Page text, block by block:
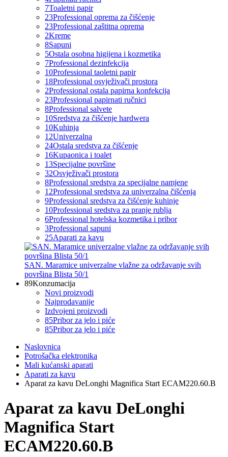
7Toaletni papir
23Professional oprema za čišćenje
23Professional zaštitna oprema
2Kreme
8Sapuni
5Ostala osobna higijena i kozmetika
7Professional dezinfekcija
10Professional taoletni papir
18Professional osvježivači prostora
2Professional ostala papirna konfekcija
23Professional papirnati ručnici
8Professional salvete
10Sredstva za čišćenje hardwera
10Kuhinja
12Univerzalna
24Ostala sredstva za čišćenje
16Kupaonica i toalet
13Specijalne površine
32Osvježivači prostora
8Professional sredstva za specijalne namjene
12Professional sredstva za univerzalna čišćenja
9Professional sredstva za čišćenje kuhinje
10Professional sredstva za pranje rublja
6Professional hotelska kozmetika i pribor
3Professional sapuni
25Aparati za kavu
SAN. Maramice univerzalne vlažne za održavanje svih
površina Blista 50/1
89Konzumacija
Novi proizvodi
Najprodavanije
Izdvojeni proizvodi
85Pribor za jelo i piće
85Pribor za jelo i piće
Naslovnica
Potrošačka elektronika
Mali kućanski aparati
Aparati za kavu
Aparat za kavu DeLonghi Magnifica Start ECAM220.60.B
Aparat za kavu DeLonghi
Magnifica Start
ECAM220.60.B